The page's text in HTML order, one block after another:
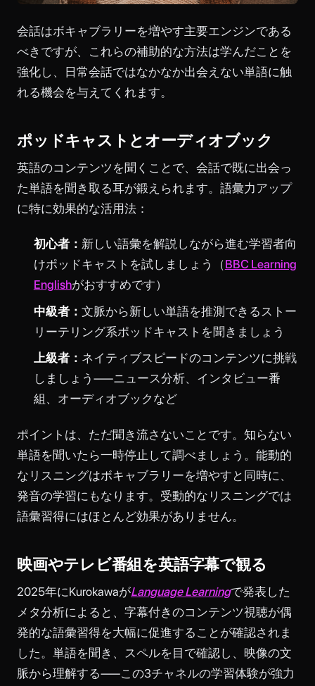
会話はボキャブラリーを増やす主要エンジンである
べきですが、これらの補助的な方法は学んだことを
強化し、日常会話ではなかなか出会えない単語に触
れる機会を与えてくれます。
ポッドキャストとオーディオブック
英語のコンテンツを聞くことで、会話で既に出会っ
た単語を聞き取る耳が鍛えられます。語彙力アップ
に特に効果的な活用法：
初心者： 新しい語彙を解説しながら進む学習者向
けポッドキャストを試しましょう（BBC Learning
Englishがおすすめです）
中級者： 文脈から新しい単語を推測できるストー
リーテリング系ポッドキャストを聞きましょう
上級者： ネイティブスピードのコンテンツに挑戦
しましょう——ニュース分析、インタビュー番
組、オーディオブックなど
ポイントは、ただ聞き流さないことです。知らない
単語を聞いたら一時停止して調べましょう。能動的
なリスニングはボキャブラリーを増やすと同時に、
発音の学習にもなります。受動的なリスニングでは
語彙習得にはほとんど効果がありません。
映画やテレビ番組を英語字幕で観る
2025年にKurokawaがLanguage Learningで発表した
メタ分析によると、字幕付きのコンテンツ視聴が偶
発的な語彙習得を大幅に促進することが確認されま
した。単語を聞き、スペルを目で確認し、映像の文
脈から理解する——この3チャネルの学習体験が強力